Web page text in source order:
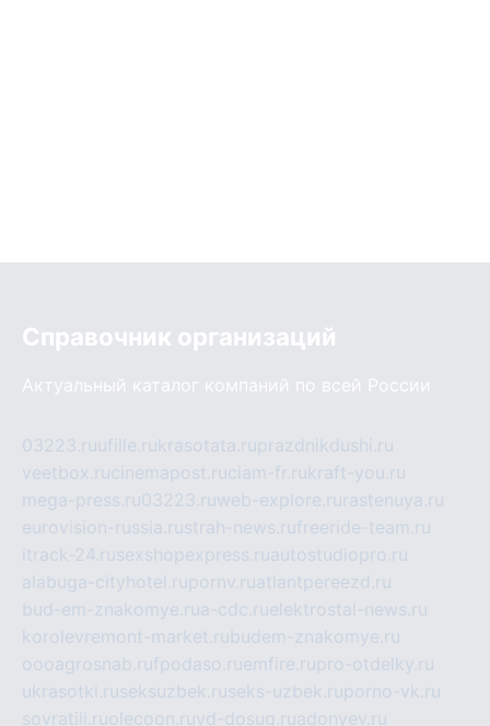
Справочник организаций
Актуальный каталог компаний по всей России
03223.ruufille.rukrasotata.ruprazdnikdushi.ru
veetbox.rucinemapost.ruciam-fr.rukraft-you.ru
mega-press.ru03223.ruweb-explore.ru rastenuya.ru
eurovision-russia.rustrah-news.rufreeride-team.ru
itrack-24.rusexshopexpress.ruautostudiopro.ru
alabuga-cityhotel.rupornv.ruatlantpereezd.ru
bud-em-znakomye.rua-cdc.ruelektrostal-news.ru
korolevremont-market.rubudem-znakomye.ru
oooagrosnab.rufpodaso.ruemfire.rupro-otdelky.ru
ukrasotki.ruseksuzbek.ruseks-uzbek.ruporno-vk.ru
sovratili.ruolecoon.ruvd-dosug.ruadonyev.ru